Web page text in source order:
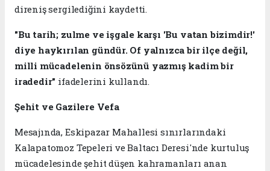
direniş sergilediğini kaydetti.
"Bu tarih; zulme ve işgale karşı 'Bu vatan bizimdir!'
diye haykırılan gündür. Of yalnızca bir ilçe değil,
milli mücadelenin önsözünü yazmış kadim bir
iradedir" ifadelerini kullandı.
Şehit ve Gazilere Vefa
Mesajında, Eskipazar Mahallesi sınırlarındaki
Kalapatomoz Tepeleri ve Baltacı Deresi'nde kurtuluş
mücadelesinde şehit düşen kahramanları anan